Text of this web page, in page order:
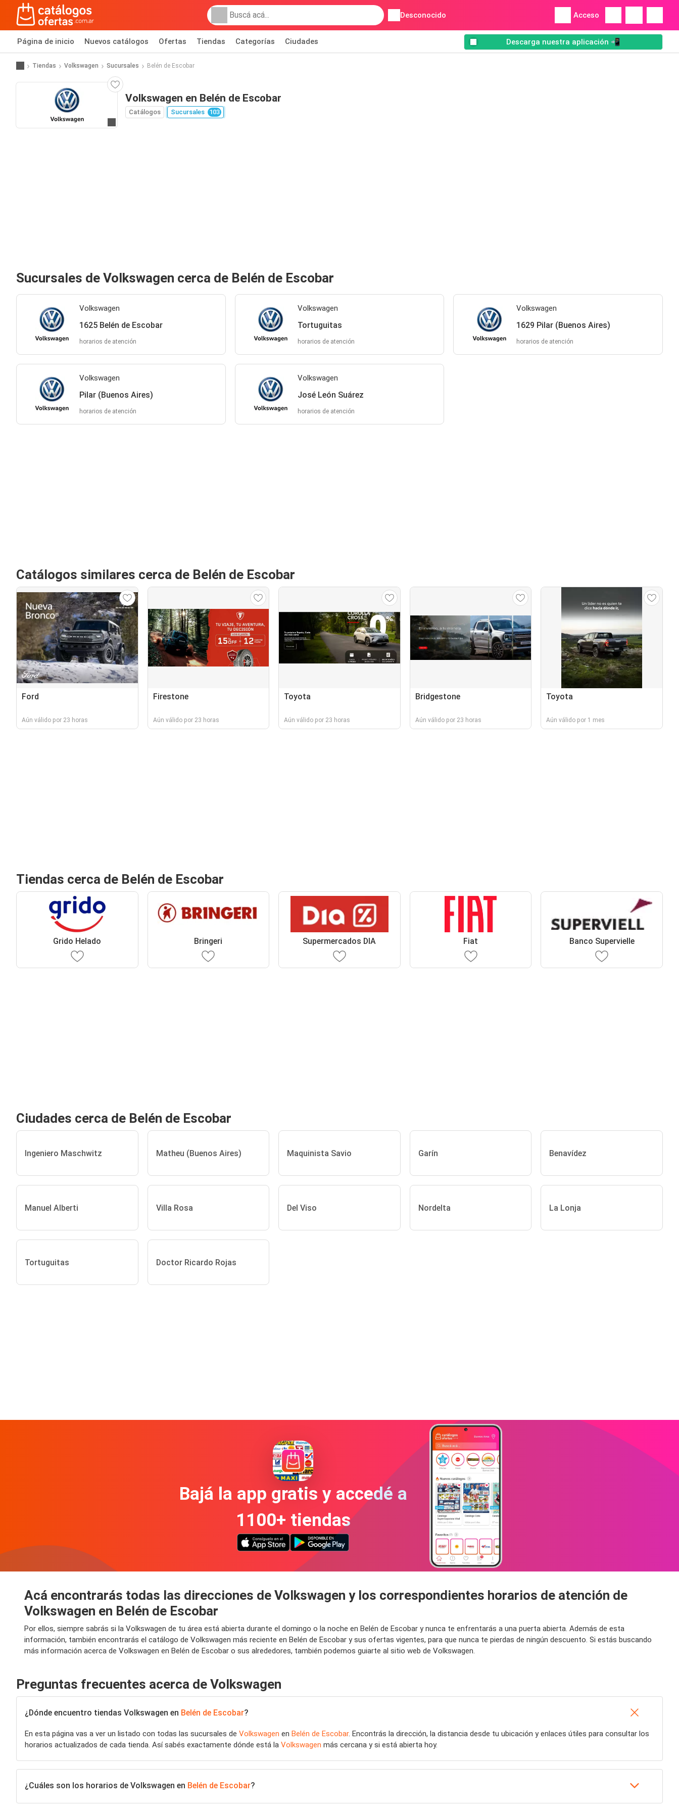
Desconocido Acceso
Página de inicio Nuevos catálogos Ofertas Tiendas Categorías Ciudades Descarga nuestra aplicación 📲
Tiendas Volkswagen Sucursales Belén de Escobar
Volkswagen en Belén de Escobar
Catálogos Sucursales 103
Sucursales de Volkswagen cerca de Belén de Escobar
Volkswagen
1625 Belén de Escobar
horarios de atención
Volkswagen
Tortuguitas
horarios de atención
Volkswagen
1629 Pilar (Buenos Aires)
horarios de atención
Volkswagen
Pilar (Buenos Aires)
horarios de atención
Volkswagen
José León Suárez
horarios de atención
Catálogos similares cerca de Belén de Escobar
Ford
Aún válido por 23 horas
Firestone
Aún válido por 23 horas
Toyota
Aún válido por 23 horas
Bridgestone
Aún válido por 23 horas
Toyota
Aún válido por 1 mes
Tiendas cerca de Belén de Escobar
Grido Helado Bringeri Supermercados DIA Fiat Banco Supervielle
Ciudades cerca de Belén de Escobar
Ingeniero Maschwitz Matheu (Buenos Aires) Maquinista Savio Garín Benavídez
Manuel Alberti Villa Rosa Del Viso Nordelta La Lonja
Tortuguitas Doctor Ricardo Rojas
Bajá la app gratis y accedé a
1100+ tiendas
Acá encontrarás todas las direcciones de Volkswagen y los correspondientes horarios de atención de
Volkswagen en Belén de Escobar
Por ellos, siempre sabrás si la Volkswagen de tu área está abierta durante el domingo o la noche en Belén de Escobar y nunca te enfrentarás a una puerta abierta. Además de esta
información, también encontrarás el catálogo de Volkswagen más reciente en Belén de Escobar y sus ofertas vigentes, para que nunca te pierdas de ningún descuento. Si estás buscando
más información acerca de Volkswagen en Belén de Escobar o sus alrededores, también podemos guiarte al sitio web de Volkswagen.
Preguntas frecuentes acerca de Volkswagen
¿Dónde encuentro tiendas Volkswagen en Belén de Escobar?
En esta página vas a ver un listado con todas las sucursales de Volkswagen en Belén de Escobar. Encontrás la dirección, la distancia desde tu ubicación y enlaces útiles para consultar los
horarios actualizados de cada tienda. Así sabés exactamente dónde está la Volkswagen más cercana y si está abierta hoy.
¿Cuáles son los horarios de Volkswagen en Belén de Escobar?